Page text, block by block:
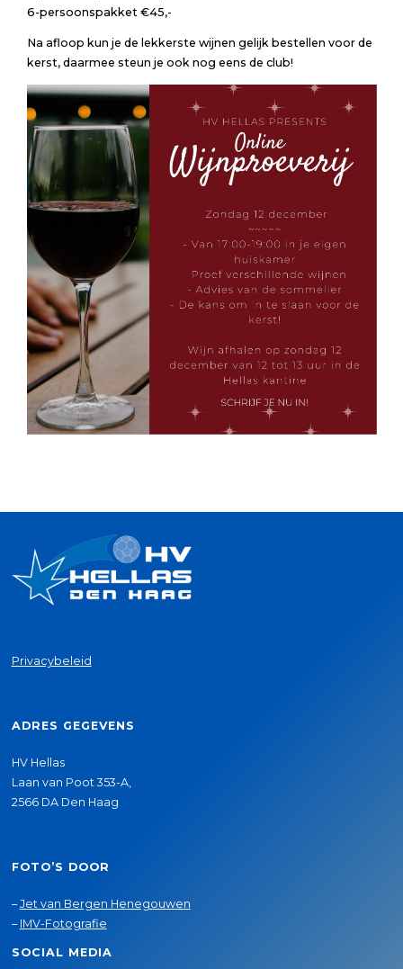
6-persoonspakket €45,-
Na afloop kun je de lekkerste wijnen gelijk bestellen voor de
kerst, daarmee steun je ook nog eens de club!
Privacybeleid
ADRES GEGEVENS
HV Hellas
Laan van Poot 353-A,
2566 DA Den Haag
FOTO’S DOOR
–Jet van Bergen Henegouwen
– IMV-Fotografie
SOCIAL MEDIA